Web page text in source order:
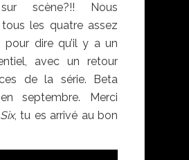
scène?!! Nous
les quatre assez
pour dire qu’il y a un
avec un retour
de la série. Beta
septembre. Merci
, tu es arrivé au bon